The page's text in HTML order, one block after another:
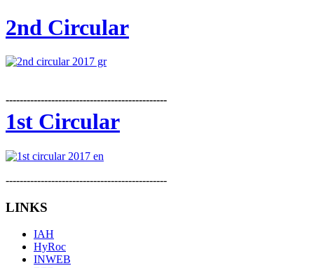
2nd Circular
----------------------------------------------
1st Circular
----------------------------------------------
LINKS
IAH
HyRoc
INWEB